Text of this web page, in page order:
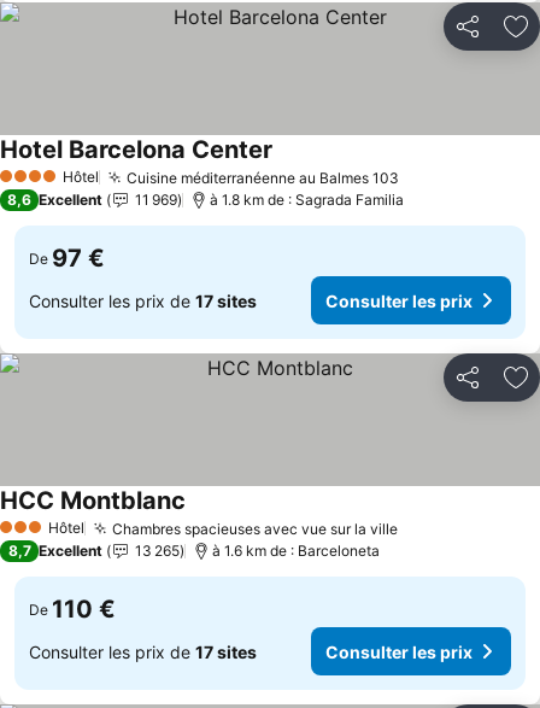
Partager
4 Étoiles Hôtel Cuisine méditerranéenne au Balmes 103
Hotel Barcelona Center
8,6 Excellent 11 969 à 1.8 km de : Sagrada Familia
De 97 €
Consulter les prix de 17 sites Consulter les prix
Partager
3 ÉtoilesHôtel Chambres spacieuses avec vue sur la ville
HCC Montblanc
8,7 Excellent 13 265 à 1.6 km de : Barceloneta
De 110 €
Consulter les prix de 17 sites Consulter les prix